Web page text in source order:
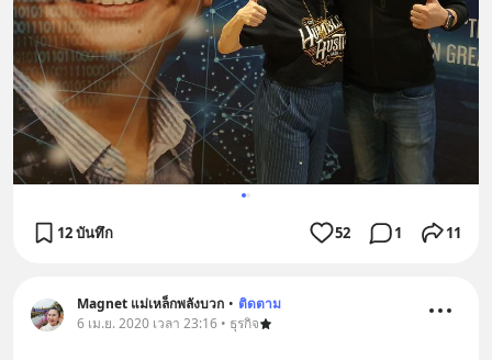
12 บันทึก 52 1 11
Magnet แม่เหล็กพลังบวก • ติดตาม
6 เม.ย. 2020 เวลา 23:16 • ธุรกิจ